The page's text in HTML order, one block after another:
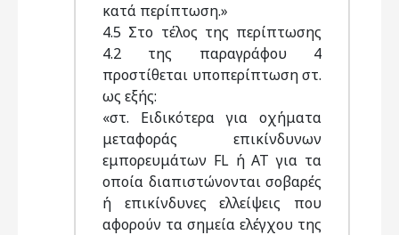
κατά περίπτωση.»
4.5 Στο τέλος της περίπτωσης
4.2 της παραγράφου 4
προστίθεται υποπερίπτωση στ.
ως εξής:
«στ. Ειδικότερα για οχήματα
μεταφοράς επικίνδυνων
εμπορευμάτων FL ή AT για τα
οποία διαπιστώνονται σοβαρές
ή επικίνδυνες ελλείψεις που
αφορούν τα σημεία ελέγχου της